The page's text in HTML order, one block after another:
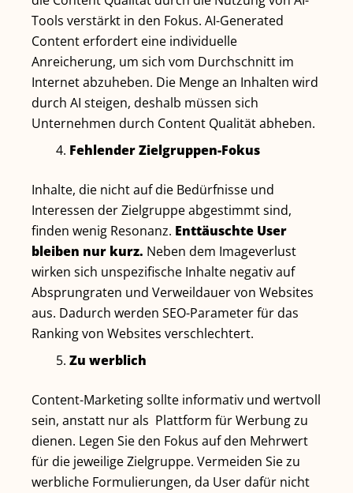
Tools verstärkt in den Fokus. AI-Generated
Content erfordert eine individuelle
Anreicherung, um sich vom Durchschnitt im
Internet abzuheben. Die Menge an Inhalten wird
durch AI steigen, deshalb müssen sich
Unternehmen durch Content Qualität abheben.
Fehlender Zielgruppen-Fokus
Inhalte, die nicht auf die Bedürfnisse und
Interessen der Zielgruppe abgestimmt sind,
finden wenig Resonanz. Enttäuschte User
bleiben nur kurz. Neben dem Imageverlust
wirken sich unspezifische Inhalte negativ auf
Absprungraten und Verweildauer von Websites
aus. Dadurch werden SEO-Parameter für das
Ranking von Websites verschlechtert.
Zu werblich
Content-Marketing sollte informativ und wertvoll
sein, anstatt nur als Plattform für Werbung zu
dienen. Legen Sie den Fokus auf den Mehrwert
für die jeweilige Zielgruppe. Vermeiden Sie zu
werbliche Formulierungen, da User dafür nicht